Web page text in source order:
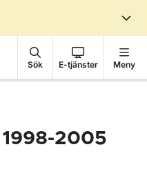
Sök E-tjänster Meny
2005